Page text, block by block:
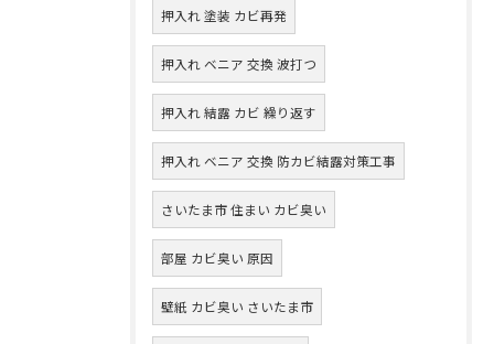
押入れ 塗装 カビ再発
押入れ ベニア 交換 波打つ
押入れ 結露 カビ 繰り返す
押入れ ベニア 交換 防カビ結露対策工事
さいたま市 住まい カビ臭い
部屋 カビ臭い 原因
壁紙 カビ臭い さいたま市